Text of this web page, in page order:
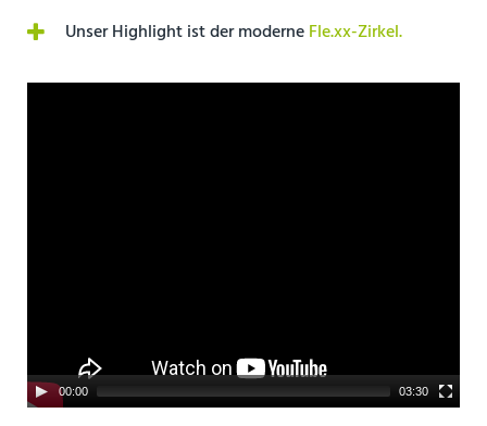
Unser Highlight ist der moderneFle.xx-Zirkel.
00:00 03:30